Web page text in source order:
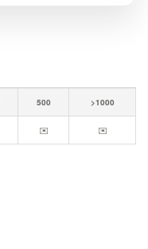
500 >1000
✉️ ✉️